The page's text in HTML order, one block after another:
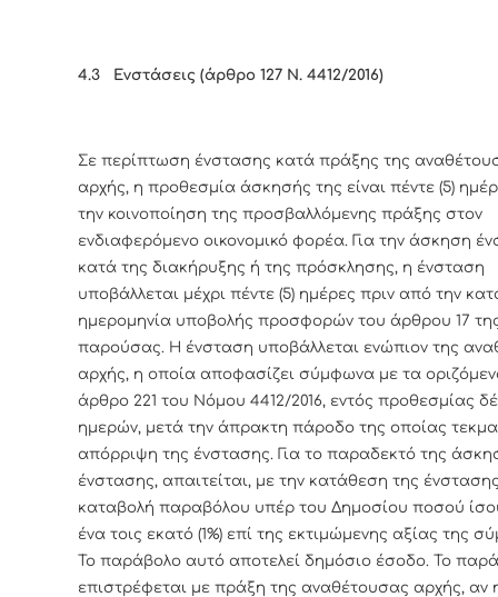
4.3 Ενστάσεις (άρθρο 127 Ν. 4412/2016)
Σε περίπτωση ένστασης κατά πράξης της
αρχής, η προθεσμία άσκησής της είναι πέντε (5)
την κοινοποίηση της προσβαλλόμενης πράξης στον
ενδιαφερόμενο οικονομικό φορέα. Για την άσκηση
κατά της διακήρυξης ή της πρόσκλησης, η ένσταση
υποβάλλεται μέχρι πέντε (5) ημέρες πριν από την
ημερομηνία υποβολής προσφορών του άρθρου 17
παρούσας. Η ένσταση υποβάλλεται ενώπιον της
αρχής, η οποία αποφασίζει σύμφωνα με τα
άρθρο 221 του Νόμου 4412/2016, εντός προθεσμίας
ημερών, μετά την άπρακτη πάροδο της οποίας
απόρριψη της ένστασης. Για το παραδεκτό της
ένστασης, απαιτείται, με την κατάθεση της
καταβολή παραβόλου υπέρ του Δημοσίου ποσού
ένα τοις εκατό (1%) επί της εκτιμώμενης αξίας της
Το παράβολο αυτό αποτελεί δημόσιο έσοδο. Το
επιστρέφεται με πράξη της αναθέτουσας αρχής, αν